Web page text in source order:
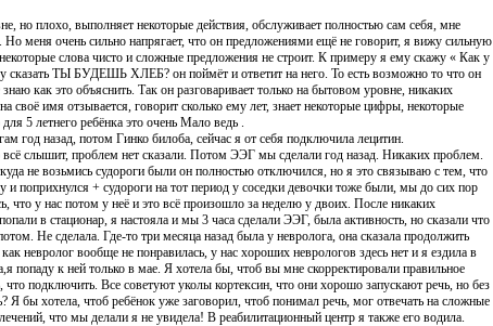
но плохо, выполняет некоторые действия, обслуживает полностью сам себя, мне
меня очень сильно напрягает, что он предложениями ещё не говорит, я вижу сильную
слова чисто и сложные предложения не строит. К примеру я ему скажу « Как у
сказать ТЫ БУДЕШЬ ХЛЕБ? он поймёт и ответит на него. То есть возможно то что он
как это объяснить. Так он разговаривает только на бытовом уровне, никаких
своё имя отзывается, говорит сколько ему лет, знает некоторые цифры, некоторые
5 летнего ребёнка это очень Мало ведь .
год назад, потом Гинко билоба, сейчас я от себя подключила лецитин.
слышит, проблем нет сказали. Потом ЭЭГ мы сделали год назад. Никаких проблем.
не возьмись судороги были он полностью отключился, но я это связываю с тем, что
и поприхнулся + судороги на тот период у соседки девочки тоже были, мы до сих пор
что у нас потом у неё и это всё произошло за неделю у двоих. После никаких
в стационар, я настояла и мы 3 часа сделали ЭЭГ, была активность, но сказали что
Не сделала. Где-то три месяца назад была у невролога, она сказала продолжить
невролог вообще не понравилась, у нас хороших неврологов здесь нет и я ездила в
попаду к ней только в мае. Я хотела бы, чтоб вы мне скорректировали правильное
что подключить. Все советуют уколы кортексин, что они хорошо запускают речь, но без
Я бы хотела, чтоб ребёнок уже заговорил, чтоб понимал речь, мог отвечать на сложные
что мы делали я не увидела! В реабилитационный центр я также его водила.